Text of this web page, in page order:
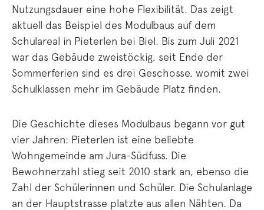
Nutzungsdauer eine hohe Flexibilität. Das zeigt
aktuell das Beispiel des Modulbaus auf dem
Schulareal in Pieterlen bei Biel. Bis zum Juli 2021
war das Gebäude zweistöckig, seit Ende der
Sommerferien sind es drei Geschosse, womit zwei
Schulklassen mehr im Gebäude Platz finden.
Die Geschichte dieses Modulbaus begann vor gut
vier Jahren: Pieterlen ist eine beliebte
Wohngemeinde am Jura-Südfuss. Die
Bewohnerzahl stieg seit 2010 stark an, ebenso die
Zahl der Schülerinnen und Schüler. Die Schulanlage
an der Hauptstrasse platzte aus allen Nähten. Da